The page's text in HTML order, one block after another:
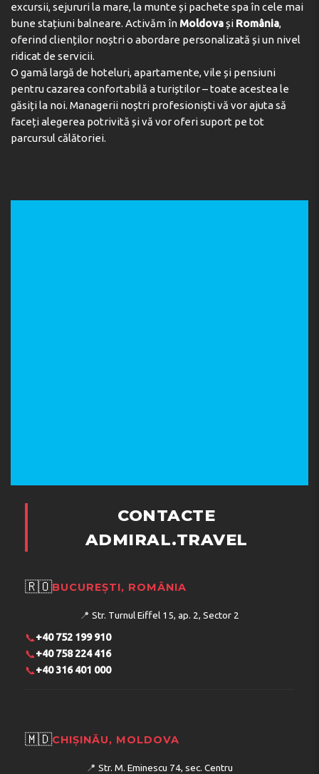
excursii, sejururi la mare, la munte și pachete spa în cele mai
bune stațiuni balneare. Activăm în Moldovași România,
oferind clienților noștri o abordare personalizată și un nivel
ridicat de servicii.
O gamă largă de hoteluri, apartamente, vile și pensiuni
pentru cazarea confortabilă a turiștilor – toate acestea le
găsiți la noi. Managerii noștri profesioniști vă vor ajuta să
faceți alegerea potrivită și vă vor oferi suport pe tot
parcursul călătoriei.
CONTACTE
ADMIRAL.TRAVEL
🇷🇴BUCUREȘTI, ROMÂNIA
📍 Str. Turnul Eiffel 15, ap. 2, Sector 2
📞+40 752 199 910
📞+40 758 224 416
📞+40 316 401 000
🇲🇩CHIȘINĂU, MOLDOVA
📍 Str. M. Eminescu 74, sec. Centru